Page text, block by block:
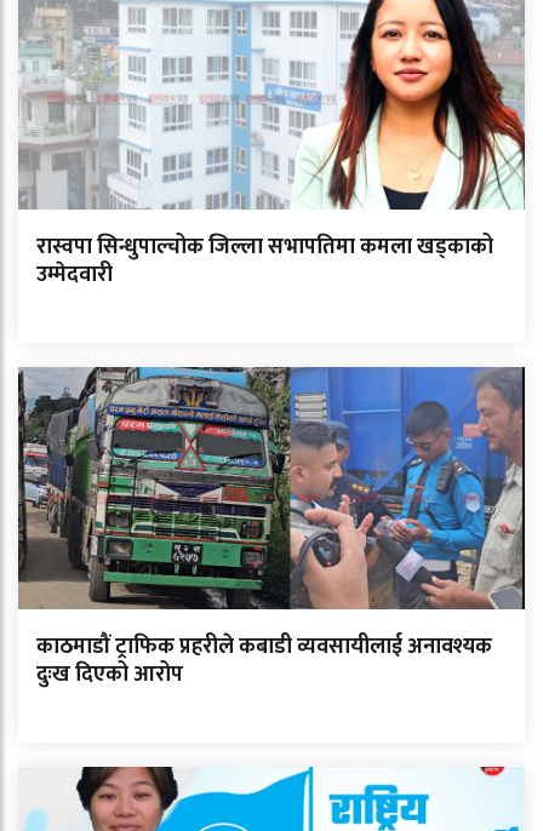
रास्वपा सिन्धुपाल्चोक जिल्ला सभापतिमा कमला खड्काको
उम्मेदवारी
काठमाडौं ट्राफिक प्रहरीले कबाडी व्यवसायीलाई अनावश्यक
दुःख दिएको आरोप